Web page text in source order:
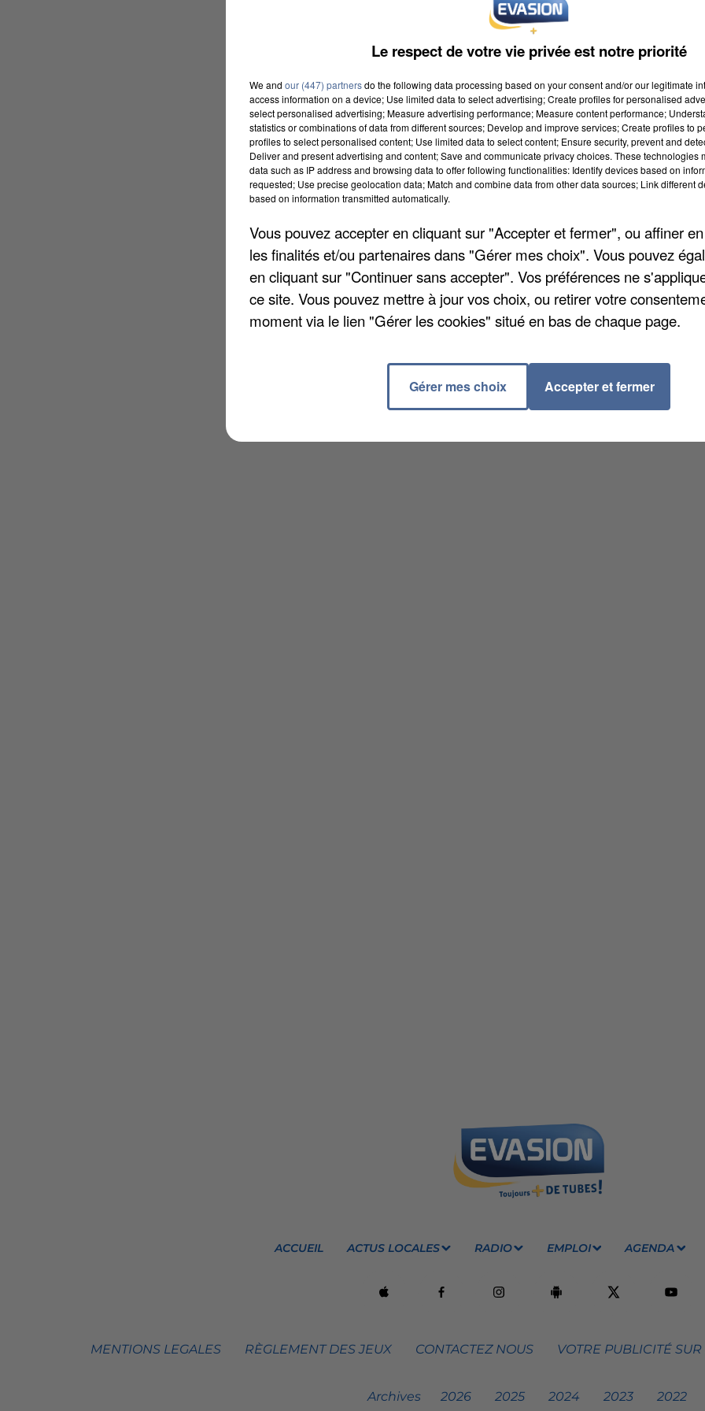
ACCUEIL ACTUS LOCALES RADIO EMPLOI AGENDA
MENTIONS LEGALES RÈGLEMENT DES JEUX CONTACTEZ NOUS VOTRE PUBLICITÉ
Archives 2026 2025 2024 2023 2022
Le respect de votre vie privée est notre priorité
We and our (447) partnersdo the following data processing based on your consent and/or our legitimate
access information on a device; Use limited data to select advertising; Create profiles for personalised
select personalised advertising; Measure advertising performance; Measure content performance;
statistics or combinations of data from different sources; Develop and improve services; Create profiles to
profiles to select personalised content; Use limited data to select content; Ensure security, prevent and
Deliver and present advertising and content; Save and communicate privacy choices. These technologies
data such as IP address and browsing data to offer following functionalities: Identify devices based on
requested; Use precise geolocation data; Match and combine data from other data sources; Link different
based on information transmitted automatically.
Vous pouvez accepter en cliquant sur "Accepter et fermer", ou affiner
les finalités et/ou partenaires dans "Gérer mes choix". Vous pouvez
en cliquant sur "Continuer sans accepter". Vos préférences ne
ce site. Vous pouvez mettre à jour vos choix, ou retirer votre
moment via le lien "Gérer les cookies" situé en bas de chaque page.
Gérer mes choix Accepter et fermer